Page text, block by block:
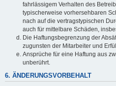
fahrlässigem Verhalten des
typischerweise vorhersehbaren
nach auf die vertragstypischen
auch für mittelbare Schäden,
Die Haftungsbegrenzung der
zugunsten der Mitarbeiter und
Ansprüche für eine Haftung aus
unberührt.
6. ÄNDERUNGSVORBEHALT